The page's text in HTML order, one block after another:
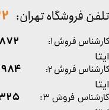
کارشناس فروش ۳: ۶۳۲۵
تلفن فروشگاه تهران:
کارشناس فروش ۱: 0936
ایتا
کارشناس فروش ۲:
۳۹۸۴ ۰۲۱
ایتا